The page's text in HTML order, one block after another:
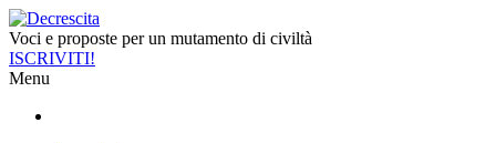
Voci e proposte per un mutamento di civiltà
ISCRIVITI!
Menu